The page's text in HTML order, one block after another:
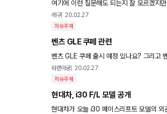
여기에 이런 질문해도 되는지 잘 모르겠지만 자유게시
맹수의 코 고는 소리처럼 드르렁 소리가 납
레구 20.02.27
자유주제
벤츠 GLE 쿠페 관련
워렌아궁 20.02.27
자유주제
현대차, i30 F/L 모델 공개
현대차가 오늘 i30 페이스리프트 모델의